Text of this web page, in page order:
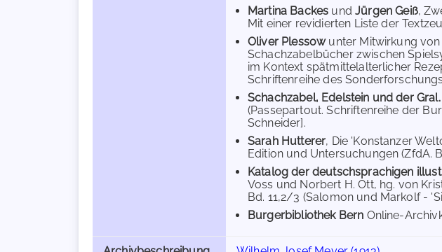
Martina Backes undJürgen Geiß,
Mit einer revidierten Liste der
Oliver Plessowunter Mitwirkung von
Schachzabelbücher zwischen
im Kontext spätmittelalterlicher
Schriftenreihe des
Schachzabel, Edelstein und der Gral.
(Passepartout. Schriftenreihe der
Schneider].
Sarah Hutterer, Die 'Konstanzer
Edition und Untersuchungen (ZfdA.
Katalog der deutschsprachigen
Voss und Norbert H. Ott, hg. von
Bd. 11,2/3 (Salomon und Markolf -
Burgerbibliothek Bern Online-